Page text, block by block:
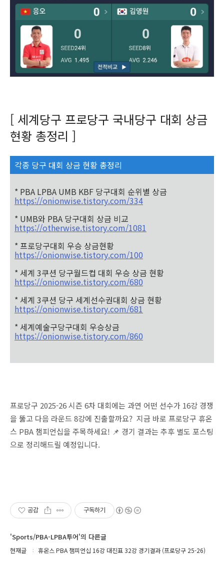
[ 세계당구 프로당구 국내당구 대회 상금
현황 총정리 ]
각종 당구 대회 상금 현황 총정리
* PBA LPBA UMB KBF 당구대회 순위별 상금
https://onionwise.tistory.com/334
* UMB와 PBA 당구대회 상금 비교
https://otherwise.tistory.com/1081
* 프로당구대회 우승 상금현황
https://onionwise.tistory.com/100
* 세계 3쿠션 당구월드컵 대회 우승 상금 현황
https://onionwise.tistory.com/680
* 세계 3쿠션 당구 세계선수권대회 상금 현황
https://onionwise.tistory.com/681
* 세계예술구당구대회 우승상금
https://onionwise.tistory.com/860
프로당구 2025-26 시즌 6차 대회에는 과연 어떤 선수가 16강 경쟁
을 뚫고 다음 라운드 8강에 진출할까요? 지금 바로 프로당구 휴온
스 PBA 챔피언십을 주목하세요! 📌 경기 결과는 추후 별도 포스팅
으로 정리해드릴 예정입니다.
공감 구독하기
'Sports/PBA-LPBA투어'의 다른글
현재글 휴온스 PBA 챔피언십 16강 대진표 32강 경기결과 (프로당구 25-26)